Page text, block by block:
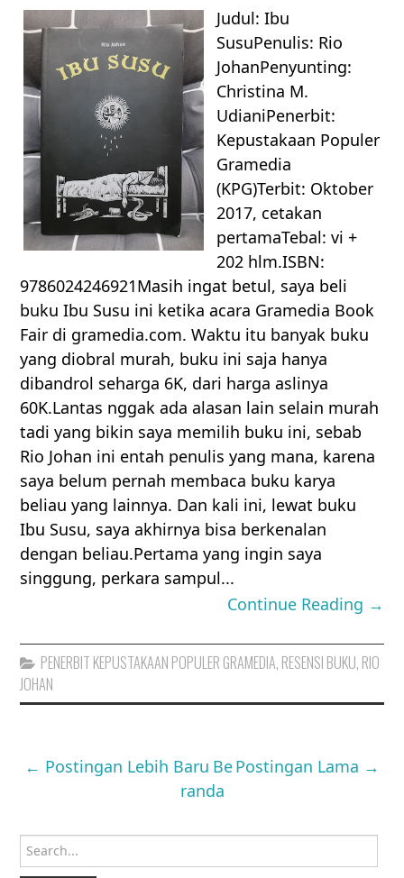
Judul: Ibu
SusuPenulis: Rio
JohanPenyunting:
Christina M.
UdianiPenerbit:
Kepustakaan Populer
Gramedia
(KPG)Terbit: Oktober
2017, cetakan
pertamaTebal: vi +
202 hlm.ISBN:
9786024246921Masih ingat betul, saya beli
buku Ibu Susu ini ketika acara Gramedia Book
Fair di gramedia.com. Waktu itu banyak buku
yang diobral murah, buku ini saja hanya
dibandrol seharga 6K, dari harga aslinya
60K.Lantas nggak ada alasan lain selain murah
tadi yang bikin saya memilih buku ini, sebab
Rio Johan ini entah penulis yang mana, karena
saya belum pernah membaca buku karya
beliau yang lainnya. Dan kali ini, lewat buku
Ibu Susu, saya akhirnya bisa berkenalan
dengan beliau.Pertama yang ingin saya
singgung, perkara sampul...
Continue Reading →
PENERBIT KEPUSTAKAAN POPULER GRAMEDIA, RESENSI BUKU, RIO
JOHAN
← Postingan Lebih Baru Postingan Lama →
Be
randa
Search for: